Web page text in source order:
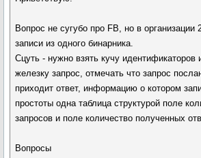
Вопрос не сугубо про FB, но в организации
записи из одного бинарника.
Сцуть - нужно взять кучу
железку запрос, отмечать что запрос
приходит ответ, информацию о котором
простоты одна таблица структурой поле
запросов и поле количество полученных
Вопросы